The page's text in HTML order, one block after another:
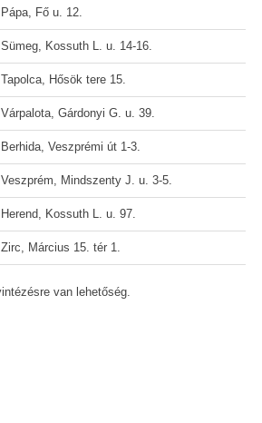
Fő u. 12.
Kossuth L. u. 14-16.
Hősök tere 15.
Gárdonyi G. u. 39.
Veszprémi út 1-3.
Mindszenty J. u. 3-5.
Kossuth L. u. 97.
Március 15. tér 1.
van lehetőség.